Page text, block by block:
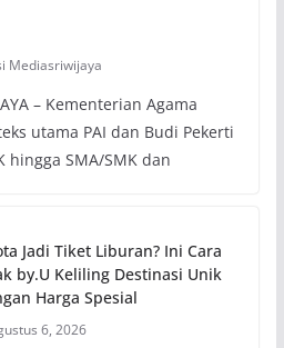
Mediasriwijaya
– Kementerian Agama
utama PAI dan Budi Pekerti
hingga SMA/SMK dan
Jadi Tiket Liburan? Ini Cara
by.U Keliling Destinasi Unik
Harga Spesial
6, 2026